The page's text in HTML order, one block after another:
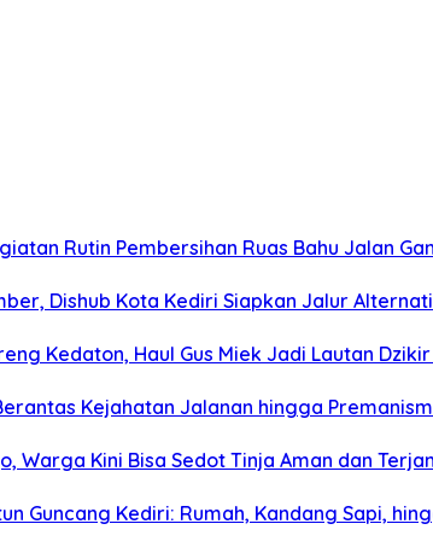
Rutin Pembersihan Ruas Bahu Jalan
Dishub Kota Kediri Siapkan Jalur
Kedaton, Haul Gus Miek Jadi Lautan
Kejahatan Jalanan hingga
Warga Kini Bisa Sedot Tinja Aman dan
Guncang Kediri: Rumah, Kandang Sapi,